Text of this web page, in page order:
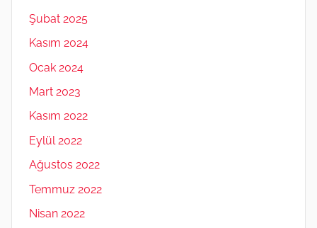
Şubat 2025
Kasım 2024
Ocak 2024
Mart 2023
Kasım 2022
Eylül 2022
Ağustos 2022
Temmuz 2022
Nisan 2022